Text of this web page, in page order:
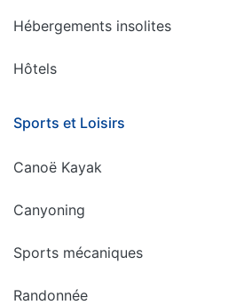
Hébergements insolites
Hôtels
Sports et Loisirs
Canoë Kayak
Canyoning
Sports mécaniques
Randonnée